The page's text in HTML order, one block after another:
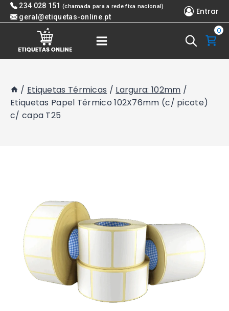
Skip 234 028 151 (chamada para a rede fixa nacional)
geral@etiquetas-online.pt
Entrar
0
/ Etiquetas Térmicas / Largura: 102mm /
Etiquetas Papel Térmico 102X76mm (c/ picote)
c/ capa T25